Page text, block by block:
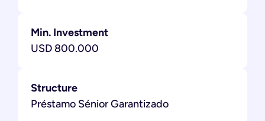
Min. Investment
USD 800.000
Structure
Préstamo Sénior Garantizado